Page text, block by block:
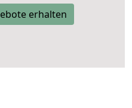
erhalten